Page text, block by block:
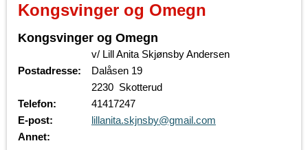
Kongsvinger og Omegn
Kongsvinger og Omegn
v/ Lill Anita Skjønsby Andersen
Postadresse:
Dalåsen 19
2230 Skotterud
Telefon:
41417247
E-post:
lillanita.skjnsby@gmail.com
Annet: